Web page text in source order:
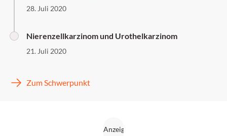
28. Juli 2020
Nierenzellkarzinom und Urothelkarzinom
21. Juli 2020
Zum Schwerpunkt